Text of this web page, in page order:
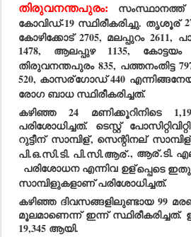
തിരുവനന്തപുരം: സംസ്ഥാനത്ത്
കോവിഡ്-19 സ്ഥിരീകരിച്ചു. തൃശൂര്
കോഴിക്കോട് 2705, മലപ്പുറം 2611,
1478, ആലപ്പുഴ 1135,
തിരുവനന്തപുരം 835, പത്തനംതിട്ട
520, കാസര്ഗോഡ് 440
രോഗ ബാധ സ്ഥിരീകരിച്ചത്.
കഴിഞ്ഞ 24 മണിക്കൂറിനിടെ
പരിശോധിച്ചത്. ടെസ്റ്റ്
റുട്ടീന് സാമ്പിള്, സെന്റിനല് സാമ്പിള്
പി.ഒ.സി.ടി. പി.സി.ആര്., ആര്.ടി.
പരിശോധന എന്നിവ ഉള്പ്പെടെ
സാമ്പിളുകളാണ് പരിശോധിച്ചത്.
കഴിഞ്ഞ ദിവസങ്ങളിലുണ്ടായ 99
മൂലമാണെന്ന് ഇന്ന്
19,345 ആയി.